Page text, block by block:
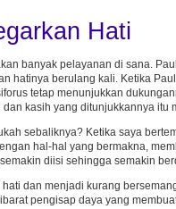
Hati
banyak pelayanan di sana.
hatinya berulang kali. Ketika
tetap menunjukkan
kasih yang ditunjukkannya itu
sebaliknya? Ketika saya
hal-hal yang bermakna,
diisi sehingga semakin
dan menjadi kurang
pengisap daya yang